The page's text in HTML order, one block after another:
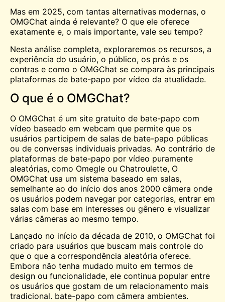
Mas em 2025, com tantas alternativas modernas, o
OMGChat ainda é relevante? O que ele oferece
exatamente e, o mais importante, vale seu tempo?
Nesta análise completa, exploraremos os recursos, a
experiência do usuário, o público, os prós e os
contras e como o OMGChat se compara às principais
plataformas de bate-papo por vídeo da atualidade.
O que é o OMGChat?
O OMGChat é um site gratuito de bate-papo com
vídeo baseado em webcam que permite que os
usuários participem de salas de bate-papo públicas
ou de conversas individuais privadas. Ao contrário de
plataformas de bate-papo por vídeo puramente
aleatórias, como Omegle ou Chatroulette, O
OMGChat usa um sistema baseado em salas,
semelhante ao do início dos anos 2000 câmera onde
os usuários podem navegar por categorias, entrar em
salas com base em interesses ou gênero e visualizar
várias câmeras ao mesmo tempo.
Lançado no início da década de 2010, o OMGChat foi
criado para usuários que buscam mais controle do
que o que a correspondência aleatória oferece.
Embora não tenha mudado muito em termos de
design ou funcionalidade, ele continua popular entre
os usuários que gostam de um relacionamento mais
tradicional. bate-papo com câmera ambientes.